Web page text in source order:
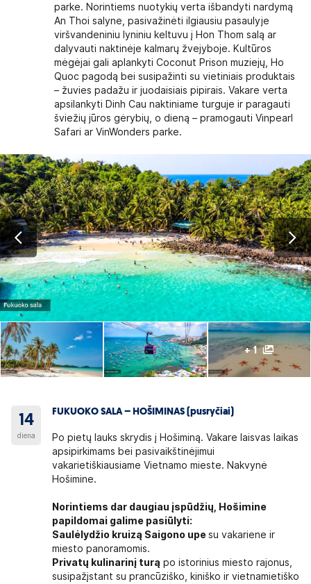
parke. Norintiems nuotykių verta išbandyti nardymą
An Thoi salyne, pasivažinėti ilgiausiu pasaulyje
viršvandeniniu lyniniu keltuvu į Hon Thom salą ar
dalyvauti naktinėje kalmarų žvejyboje. Kultūros
mėgėjai gali aplankyti Coconut Prison muziejų, Ho
Quoc pagodą bei susipažinti su vietiniais produktais
– žuvies padažu ir juodaisiais pipirais. Vakare verta
apsilankyti Dinh Cau naktiniame turguje ir paragauti
šviežių jūros gėrybių, o dieną – pramogauti Vinpearl
Safari ar VinWonders parke.
+ 1
14
diena
FUKUOKO SALA – HOŠIMINAS (pusryčiai)
Po pietų lauks skrydis į Hošiminą. Vakare laisvas laikas
apsipirkimams bei pasivaikštinėjimui
vakarietiškiausiame Vietnamo mieste. Nakvynė
Hošimine.
Norintiems dar daugiau įspūdžių, Hošimine
papildomai galime pasiūlyti:
Saulėlydžio kruizą Saigono upesu vakariene ir
miesto panoramomis.
Privatų kulinarinį turą po istorinius miesto rajonus,
susipažįstant su prancūziško, kiniško ir vietnamietiško